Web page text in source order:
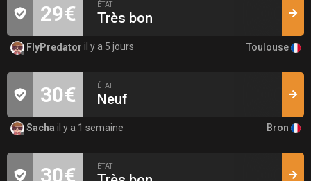
29€ ÉTAT
Très bon
FlyPredator il y a 5 jours Toulouse
30€ ÉTAT
Neuf
Sacha il y a 1 semaine Bron
30€ ÉTAT